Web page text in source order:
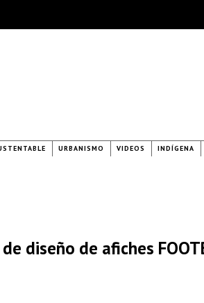
URBANISMO VIDEOS INDÍGENA
diseño de afiches